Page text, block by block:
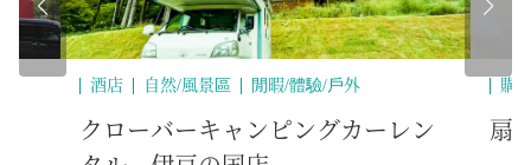
酒店 自然/風景區 閒暇/體驗/戶外
クローバーキャンピングカーレン
購
扇